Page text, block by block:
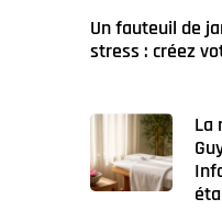
Un fauteuil de
stress : créez
La